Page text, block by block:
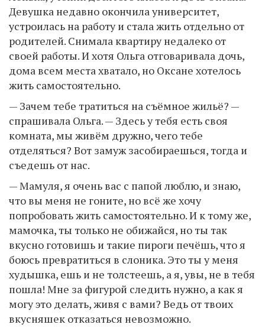
Девушка недавно окончила университет,
устроилась на работу и стала жить отдельно от
родителей. Снимала квартиру недалеко от
своей работы. И хотя Ольга отговаривала дочь,
дома всем места хватало, но Оксане хотелось
жить самостоятельно.
— Зачем тебе тратиться на съёмное жильё? —
спрашивала Ольга. — Здесь у тебя есть своя
комната, мы живём дружно, чего тебе
отделяться? Вот замуж засобираешься, тогда и
съедешь от нас.
— Мамуля, я очень вас с папой люблю, и знаю,
что вы меня не гоните, но всё же хочу
попробовать жить самостоятельно. И к тому же,
мамочка, ты только не обижайся, но ты так
вкусно готовишь и такие пироги печёшь, что я
боюсь превратиться в слоника. Это ты у меня
худышка, ешь и не толстеешь, а я, увы, не в тебя
пошла! Мне за фигурой следить нужно, а как я
могу это делать, живя с вами? Ведь от твоих
вкусняшек отказаться невозможно.